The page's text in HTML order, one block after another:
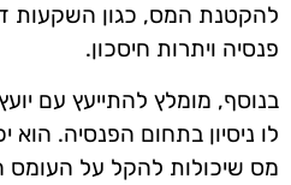
להקטנת המס, כגון השקעות
פנסיה ויתרות חיסכון.
בנוסף, מומלץ להתייעץ עם
לו ניסיון בתחום הפנסיה. הוא
מס שיכולות להקל על